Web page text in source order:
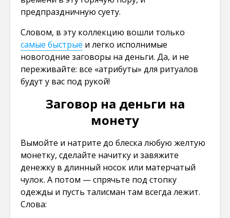
предпраздничную суету.
Словом, в эту коллекцию вошли только
самые быстрые и легко исполнимые
новогодние заговоры на деньги. Да, и не
переживайте: все «атрибуты» для ритуалов
будут у вас под рукой!
Заговор на деньги на
монету
Вымойте и натрите до блеска любую желтую
монетку, сделайте начитку и завяжите
денежку в длинный носок или матерчатый
чулок. А потом — спрячьте под стопку
одежды и пусть талисман там всегда лежит.
Слова: